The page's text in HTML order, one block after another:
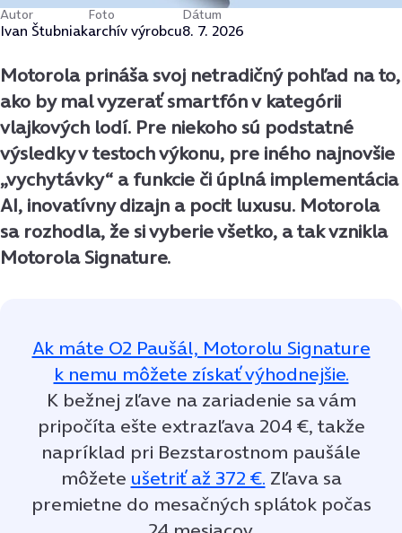
Autor
Ivan Štubniak
Foto
archív výrobcu
Dátum
8. 7. 2026
Motorola prináša svoj netradičný pohľad na to,
ako by mal vyzerať smartfón v kategórii
vlajkových lodí. Pre niekoho sú podstatné
výsledky v testoch výkonu, pre iného najnovšie
„vychytávky“ a funkcie či úplná implementácia
AI, inovatívny dizajn a pocit luxusu. Motorola
sa rozhodla, že si vyberie všetko, a tak vznikla
Motorola Signature.
Ak máte O2 Paušál, Motorolu Signature
k nemu môžete získať výhodnejšie.
K bežnej zľave na zariadenie sa vám
pripočíta ešte extrazľava 204 €, takže
napríklad pri Bezstarostnom paušále
môžete ušetriť až 372 €. Zľava sa
premietne do mesačných splátok počas